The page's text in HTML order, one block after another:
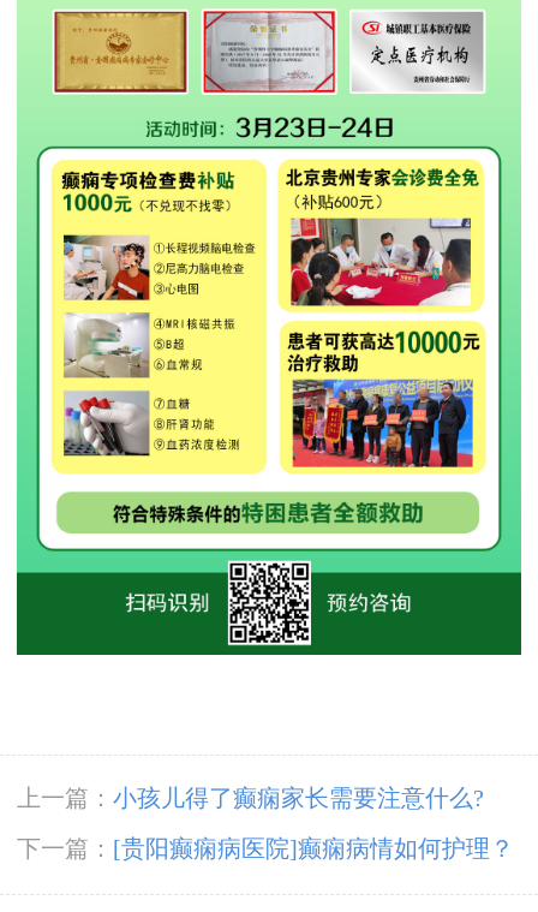
上一篇： 小孩儿得了癫痫家长需要注意什么?
下一篇： [贵阳癫痫病医院]癫痫病情如何护理？